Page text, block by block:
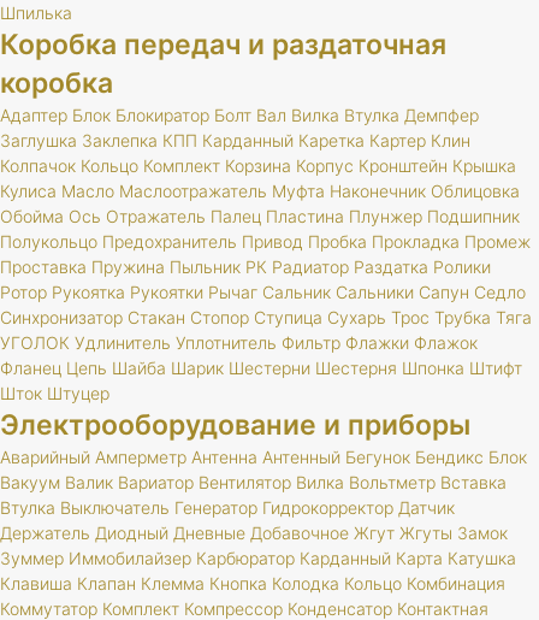
Шпилька
Коробка передач и раздаточная
коробка
Адаптер Блок Блокиратор Болт Вал Вилка Втулка Демпфер
Заглушка Заклепка КПП Карданный Каретка Картер Клин
Колпачок Кольцо Комплект Корзина Корпус Кронштейн Крышка
Кулиса Масло Маслоотражатель Муфта Наконечник Облицовка
Обойма Ось Отражатель Палец Пластина Плунжер Подшипник
Полукольцо Предохранитель Привод Пробка Прокладка Промеж
Проставка Пружина Пыльник РК Радиатор Раздатка Ролики
Ротор Рукоятка Рукоятки Рычаг Сальник Сальники Сапун Седло
Синхронизатор Стакан Стопор Ступица Сухарь Трос Трубка Тяга
УГОЛОК Удлинитель Уплотнитель Фильтр Флажки Флажок
Фланец Цепь Шайба Шарик Шестерни Шестерня Шпонка Штифт
Шток Штуцер
Электрооборудование и приборы
Аварийный Амперметр Антенна Антенный Бегунок Бендикс Блок
Вакуум Валик Вариатор Вентилятор Вилка Вольтметр Вставка
Втулка Выключатель Генератор Гидрокорректор Датчик
Держатель Диодный Дневные Добавочное Жгут Жгуты Замок
Зуммер Иммобилайзер Карбюратор Карданный Карта Катушка
Клавиша Клапан Клемма Кнопка Колодка Кольцо Комбинация
Коммутатор Комплект Компрессор Конденсатор Контактная